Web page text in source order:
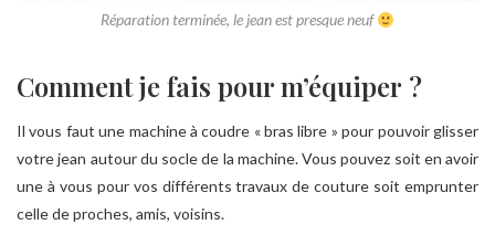
Réparation terminée, le jean est presque neuf
Comment je fais pour m’équiper ?
Il vous faut une machine à coudre « bras libre » pour pouvoir glisser
votre jean autour du socle de la machine. Vous pouvez soit en avoir
une à vous pour vos différents travaux de couture soit emprunter
celle de proches, amis, voisins.